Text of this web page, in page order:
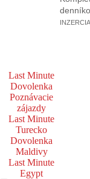
INZERCIA
Last Minute
Dovolenka
Poznávacie
zájazdy
Last Minute
Turecko
Dovolenka
Maldivy
Last Minute
Egypt